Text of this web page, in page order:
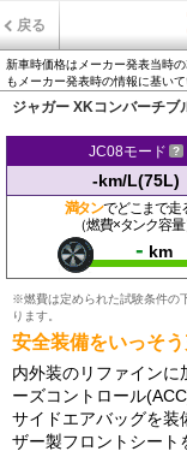
戻る
新車時価格はメーカー発表当時
もメーカー発表時の情報に基いて
ジャガー XKコンバーチブ
JC08モード
-km/L(75L)
満タンでどこまで走
（燃費×タンク容量
- km
※燃費は定められた試験条件の
ります。
安全装備をいっそ
内外装のリファイン
ーズコントロール
サイドエアバッグを装
ザー製フロントシー